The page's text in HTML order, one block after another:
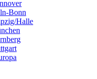
Bonn
Halle